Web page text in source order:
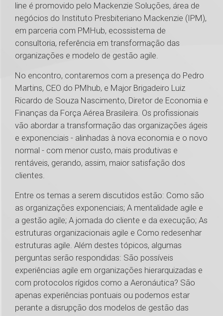
line é promovido pelo Mackenzie Soluções, área de
negócios do Instituto Presbiteriano Mackenzie (IPM),
em parceria com PMHub, ecossistema de
consultoria, referência em transformação das
organizações e modelo de gestão agile.
No encontro, contaremos com a presença do Pedro
Martins, CEO do PMhub, e Major Brigadeiro Luiz
Ricardo de Souza Nascimento, Diretor de Economia e
Finanças da Força Aérea Brasileira. Os profissionais
vão abordar a transformação das organizações ágeis
e exponenciais - alinhadas à nova economia e o novo
normal - com menor custo, mais produtivas e
rentáveis, gerando, assim, maior satisfação dos
clientes.
Entre os temas a serem discutidos estão: Como são
as organizações exponenciais; A mentalidade agile e
a gestão agile; A jornada do cliente e da execução; As
estruturas organizacionais agile e Como redesenhar
estruturas agile. Além destes tópicos, algumas
perguntas serão respondidas: São possíveis
experiências agile em organizações hierarquizadas e
com protocolos rígidos como a Aeronáutica? São
apenas experiências pontuais ou podemos estar
perante a disrupção dos modelos de gestão das